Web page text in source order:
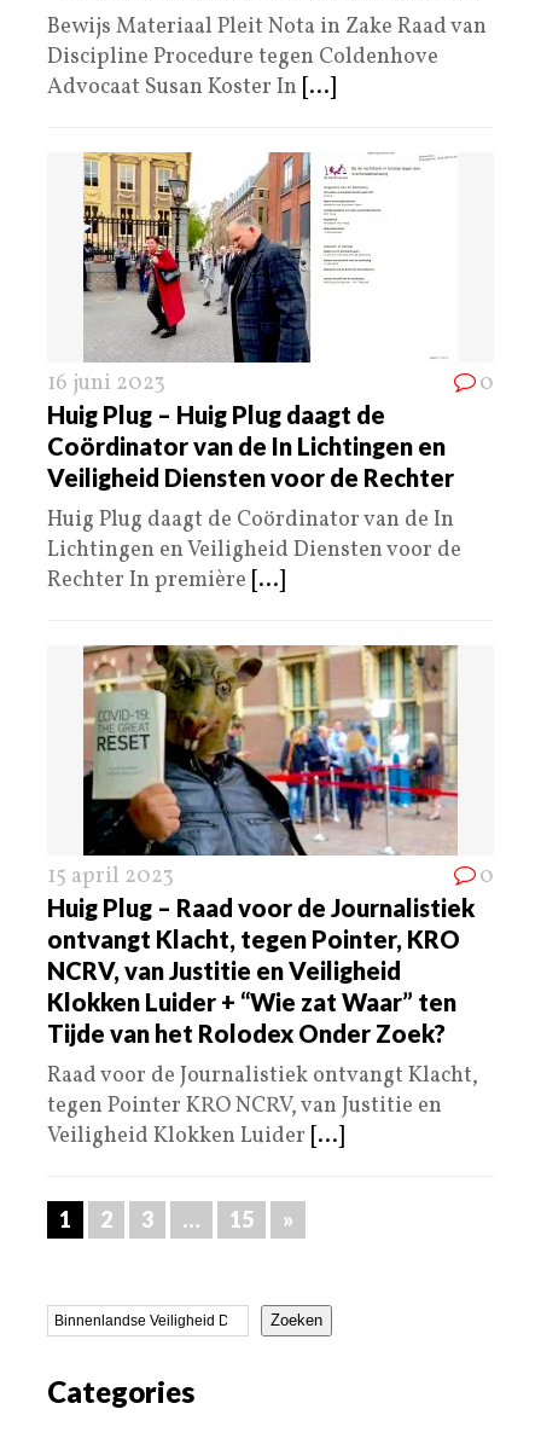
Bewijs Materiaal Pleit Nota in Zake Raad van
Discipline Procedure tegen Coldenhove
Advocaat Susan Koster In [...]
16 juni 2023 0
Huig Plug – Huig Plug daagt de
Coördinator van de In Lichtingen en
Veiligheid Diensten voor de Rechter
Huig Plug daagt de Coördinator van de In
Lichtingen en Veiligheid Diensten voor de
Rechter In première [...]
15 april 2023 0
Huig Plug – Raad voor de Journalistiek
ontvangt Klacht, tegen Pointer, KRO
NCRV, van Justitie en Veiligheid
Klokken Luider + “Wie zat Waar” ten
Tijde van het Rolodex Onder Zoek?
Raad voor de Journalistiek ontvangt Klacht,
tegen Pointer KRO NCRV, van Justitie en
Veiligheid Klokken Luider [...]
1 2 3 … 15 »
Zoeken
Categories